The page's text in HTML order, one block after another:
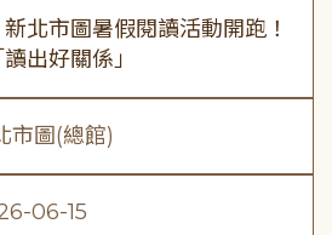
新北市圖暑假閱讀活動開跑！
出好關係」
市圖(總館)
06-15